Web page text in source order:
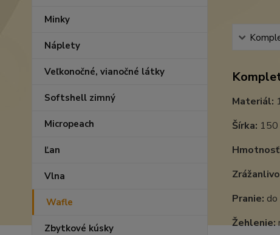
Minky
Náplety
Veľkonočné, vianočné látky
Softshell zimný
Micropeach
Ľan
Vlna
Wafle
Zbytkové kúsky
Materiál:
Šírka: 150
Pranie:
Žehlenie: